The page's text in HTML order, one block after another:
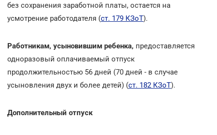
без сохранения заработной платы, остается на
усмотрение работодателя (ст. 179 КЗоТ).
Работникам, усыновившим ребенка, предоставляется
одноразовый оплачиваемый отпуск
продолжительностью 56 дней (70 дней - в случае
усыновления двух и более детей) (ст. 182 КЗоТ).
Дополнительный отпуск